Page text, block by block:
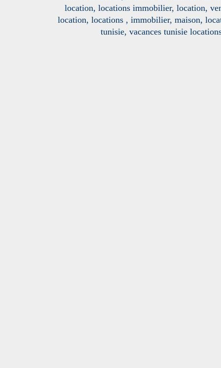
location, locations immobilier, location,
location, locations , immobilier, maison,
tunisie, vacances tunisie